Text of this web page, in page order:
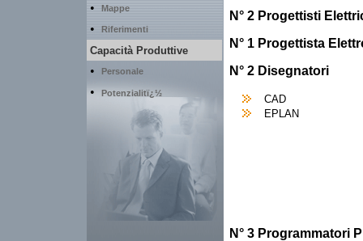
• Mappe
• Riferimenti
Capacità Produttive
• Personale
• Potenzialitï¿½
N° 2 Progettisti
N° 1 Progettista
N° 2 Disegnatori
CAD
EPLAN
N° 3 Programmatori